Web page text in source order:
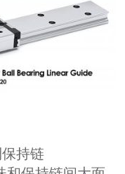
持链